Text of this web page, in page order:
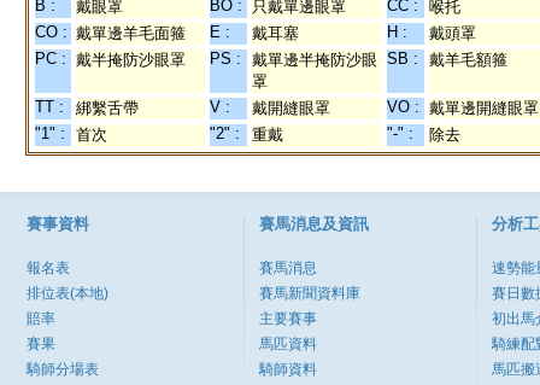
B : 戴眼罩 BO : 只戴單邊眼罩 CC :
喉托
CO : 戴單邊羊毛面箍 E : 戴耳塞 H :
戴頭罩
PC : 戴半掩防沙眼罩 PS :
戴單邊半掩防沙眼
罩
SB : 戴羊毛額箍
TT : 綁繫舌帶 V : 戴開縫眼罩 VO : 戴單邊開縫眼罩
"1" :
首次 "2" : 重戴 "-" : 除去
賽事資料
報名表
排位表(本地)
賠率
賽果
騎師分場表
賽馬消息及資訊
賽馬消息
賽馬新聞資料庫
主要賽事
馬匹資料
騎師資料
分析
速勢能
賽日數
初出馬
騎練配
馬匹搬